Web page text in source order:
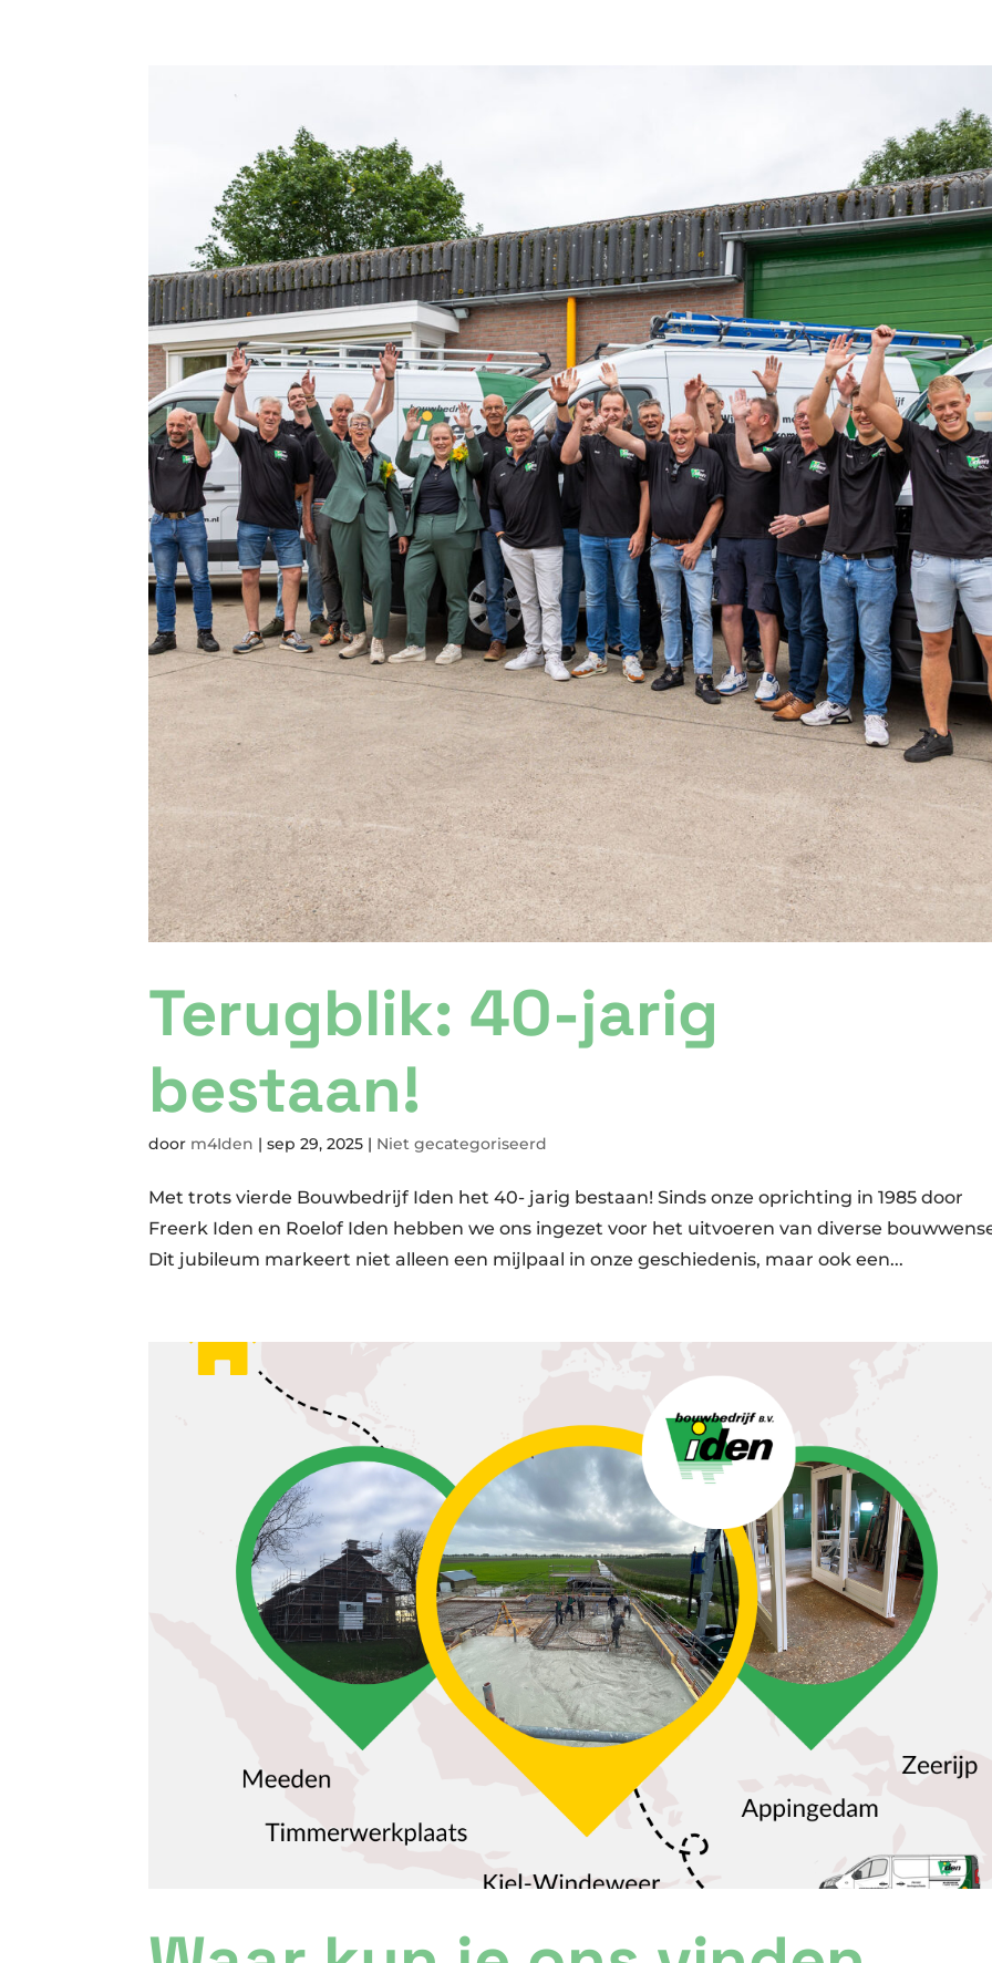
Terugblik: 40-jarig
bestaan!
door m4Iden |sep 29, 2025 | Niet gecategoriseerd
Met trots vierde Bouwbedrijf Iden het 40- jarig bestaan! Sinds onze oprichting in 1985 door
Freerk Iden en Roelof Iden hebben we ons ingezet voor het uitvoeren van diverse
Dit jubileum markeert niet alleen een mijlpaal in onze geschiedenis, maar ook een...